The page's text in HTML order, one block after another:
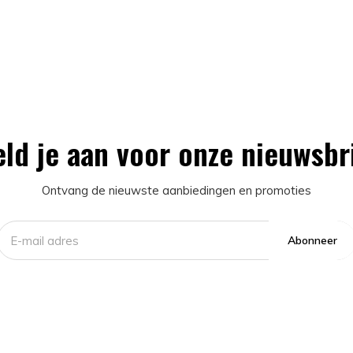
je aan voor onze
Ontvang de nieuwste aanbiedingen en promoties
Abonneer